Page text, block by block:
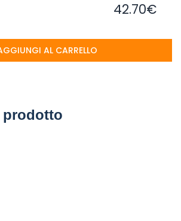
prodotto
42.70€
AL CARRELLO